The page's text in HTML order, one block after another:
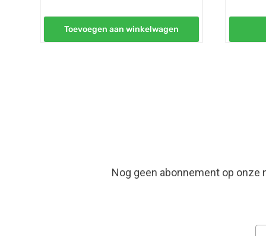
Toevoegen aan winkelwagen